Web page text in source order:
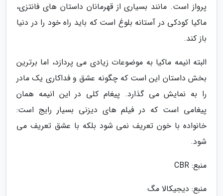
پرواز است. مانند بسیاری از قهرمانان داستان های فانتزی،
ماکیا کودکی در آستانه بلوغ است که باید راه خود را در دنیا
باز کند.
البته انیمه ماکیا به موضوعات زیادی می پردازد، اما برترین
بخش داستان این است که چگونه عشق و فداکاری یک مادر
را به نمایش می گذارد. پیغام کلی در این انیمه همان
پیغامی است که در فیلم های دیزنی بسیار رایج است:
خانواده با خون تعریف نمی شود بلکه با عشق تعریف می
شود.
منبع: CBR
منبع: دیجیکالا مگ